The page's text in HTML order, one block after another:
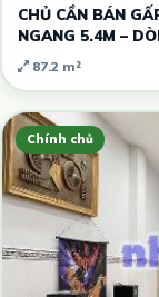
CHỦ CẦN BÁN
NGANG 5.4M –
87.2 m²
Chính chủ